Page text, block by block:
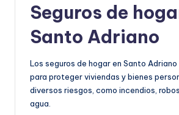
Seguros de
Santo Adriano
Los seguros de hogar en Santo
para proteger viviendas y bienes
diversos riesgos, como incendios,
agua.